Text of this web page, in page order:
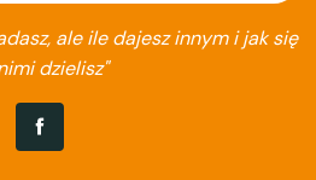
ale ile dajesz innym i jak się
dzielisz"